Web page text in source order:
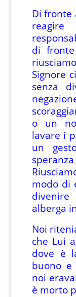
Di fronte
di
Signore
senza
o un
lavare i
un
modo di
alberga
Noi
che Lui
dove è
buono e
noi
è morto